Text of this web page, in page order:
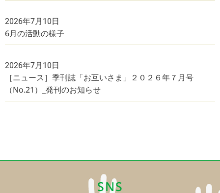
2026年7月10日
6月の活動の様子
2026年7月10日
［ニュース］季刊誌「お互いさま」２０２６年７月号
（No.21）_発刊のお知らせ
SNS